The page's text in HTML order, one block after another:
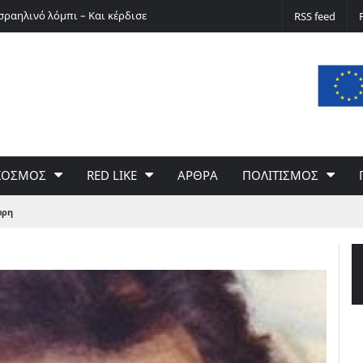
λόμπι – Και κέρδισε Ο Ερνστ Φίσερ για τις Δίκες της Μόσχας
RSS feed
RED LIKE ΑΡΘΡΑ ΠΟΛΙΤΙΣΜΟΣ